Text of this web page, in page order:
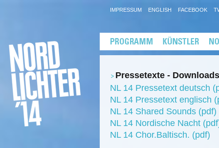
IMPRESSUM ENGLISH FACEBOOK
Pressetexte - Downloads
NL 14 Pressetext deutsch
NL 14 Pressetext englisch
NL 14 Shared Sounds (pdf)
NL 14 Nordische Nacht
NL 14 Chor.Baltisch. (pdf)